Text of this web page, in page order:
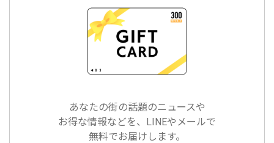
あなたの街の話題のニュースや
お得な情報などを、LINEやメールで
無料でお届けします。